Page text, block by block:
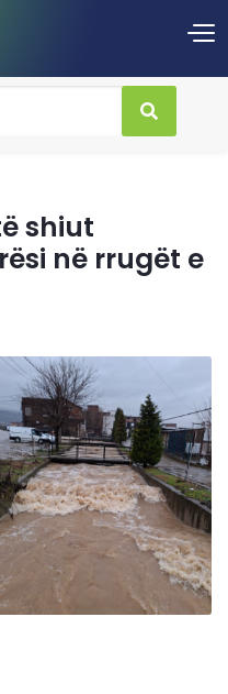
shiut
në rrugët e